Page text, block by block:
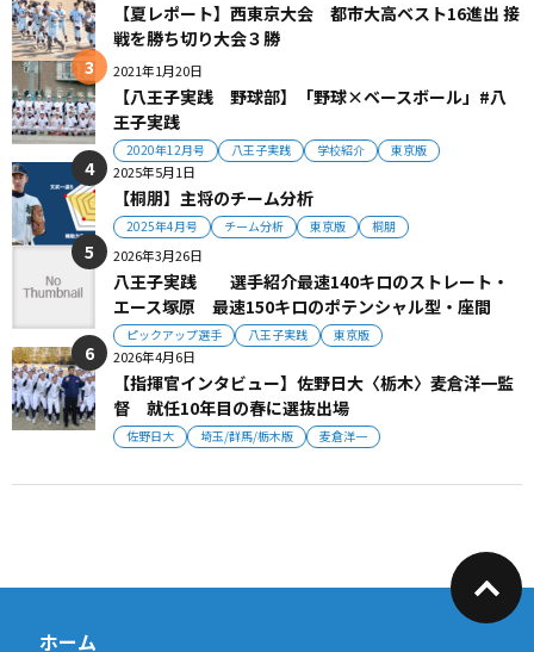
【夏レポート】西東京大会 都市大高ベスト16進出 接
戦を勝ち切り大会３勝
2021年1月20日
【八王子実践 野球部】「野球×ベースボール」#八
王子実践
2020年12月号 八王子実践 学校紹介 東京版
2025年5月1日
【桐朋】主将のチーム分析
2025年4月号 チーム分析 東京版 桐朋
2026年3月26日
八王子実践 選手紹介最速140キロのストレート・
エース塚原 最速150キロのポテンシャル型・座間
ピックアップ選手 八王子実践 東京版
2026年4月6日
【指揮官インタビュー】佐野日大〈栃木〉麦倉洋一監
督 就任10年目の春に選抜出場
佐野日大 埼玉/群馬/栃木版 麦倉洋一
ホーム